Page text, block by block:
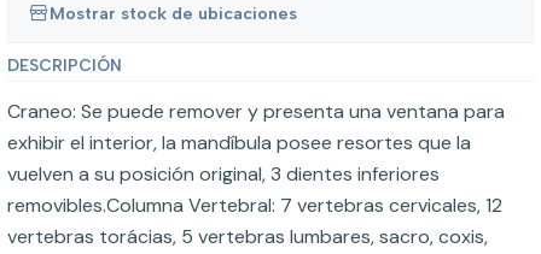
Mostrar stock de ubicaciones
DESCRIPCIÓN
Craneo: Se puede remover y presenta una ventana para
exhibir el interior, la mandíbula posee resortes que la
vuelven a su posición original, 3 dientes inferiores
removibles.Columna Vertebral: 7 vertebras cervicales, 12
vertebras torácias, 5 vertebras lumbares, sacro, coxis,